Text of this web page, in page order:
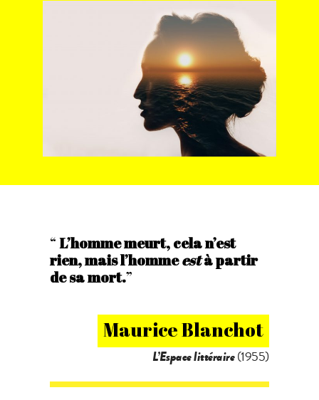
“L’homme meurt, cela n’est
rien, mais l’hommeestà partir
de sa mort.”
Maurice Blanchot
L’Espace littéraire(1955)